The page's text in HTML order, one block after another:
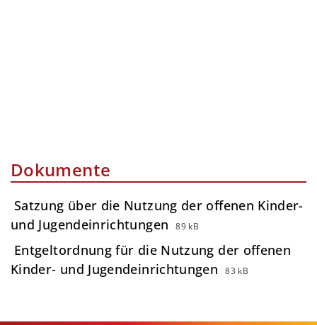
Dokumente
Satzung über die Nutzung der offenen Kinder-
und Jugendeinrichtungen
89 kB
Entgeltordnung für die Nutzung der offenen
Kinder- und Jugendeinrichtungen
83 kB